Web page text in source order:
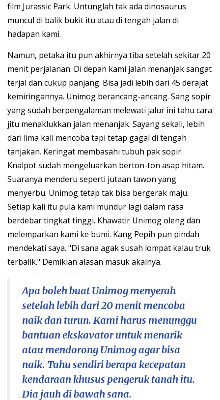
film Jurassic Park. Untunglah tak ada dinosaurus
muncul di balik bukit itu atau di tengah jalan di
hadapan kami.
Namun, petaka itu pun akhirnya tiba setelah sekitar 20
menit perjalanan. Di depan kami jalan menanjak sangat
terjal dan cukup panjang. Bisa jadi lebih dari 45 derajat
kemiringannya. Unimog berancang-ancang. Sang sopir
yang sudah berpengalaman melewati jalur ini tahu cara
jitu menaklukkan jalan menanjak. Sayang sekali, lebih
dari lima kali mencoba tapi tetap gagal di tengah
tanjakan. Keringat membasahi tubuh pak sopir.
Knalpot sudah mengeluarkan berton-ton asap hitam.
Suaranya menderu seperti jutaan tawon yang
menyerbu. Unimog tetap tak bisa bergerak maju.
Setiap kali itu pula kami mundur lagi dalam rasa
berdebar tingkat tinggi. Khawatir Unimog oleng dan
melemparkan kami ke bumi. Kang Pepih pun pindah
mendekati saya. "Di sana agak susah lompat kalau truk
terbalik." Demikian alasan masuk akalnya.
Apa boleh buat Unimog menyerah
setelah lebih dari 20 menit mencoba
naik dan turun. Kami harus menunggu
bantuan ekskavator untuk menarik
atau mendorong Unimog agar bisa
naik. Tahu sendiri berapa kecepatan
kendaraan khusus pengeruk tanah itu.
Dia jauh di bawah sana.